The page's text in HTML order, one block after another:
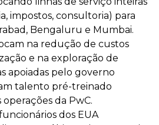
impostos, consultoria) para
Bengaluru e Mumbai.
na redução de custos
e na exploração de
apoiadas pelo governo
talento pré-treinado
da PwC.
dos EUA